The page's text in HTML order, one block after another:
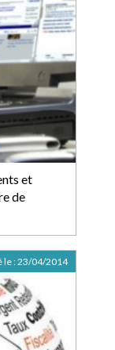
et
de
le :23/04/2014